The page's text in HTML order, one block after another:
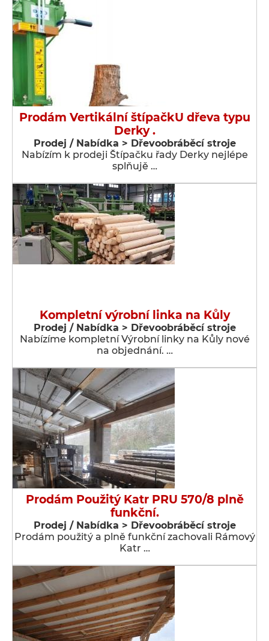
Prodám Vertikální štípačkU dřeva typu
Derky .
Prodej / Nabídka > Dřevoobráběcí stroje
Nabízím k prodeji Štípačku řady Derky nejlépe
splňujě …
Kompletní výrobní linka na Kůly
Prodej / Nabídka > Dřevoobráběcí stroje
Nabízíme kompletní Výrobní linky na Kůly nové
na objednání. …
Prodám Použitý Katr PRU 570/8 plně
funkční.
Prodej / Nabídka > Dřevoobráběcí stroje
Prodám použitý a plně funkční zachovali Rámový
Katr …